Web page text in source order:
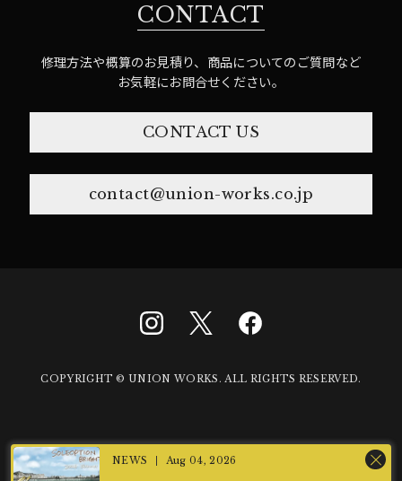
Aug 04, 2026
CONTACT
修理方法や概算のお見積り、商品についてのご質問など
お気軽にお問合せください。
CONTACT US
contact@union-works.co.jp
COPYRIGHT © UNION WORKS. ALL RIGHTS RESERVED.